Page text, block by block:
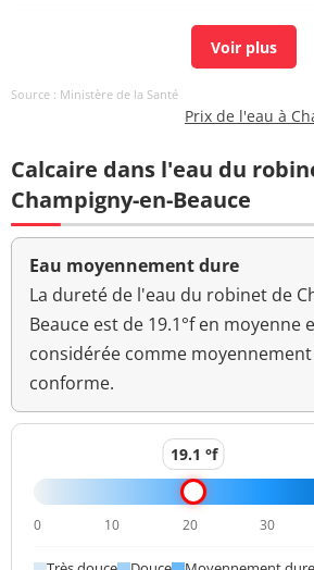
Couleur (qualitatif)
anormal
Bactéries coliformes
/100ml-MS
<1 n/(100mL)
Fer total <1 µg/L
Bact. aér. revivifiables
à 22°-68h
<1 n/mL
Bact. aér. revivifiables
à 36°-44h
<1 n/mL
Ammonium (en NH4) <0,010 mg/L
7,4 unité pH
Saveur (qualitatif)
changement
Source : Ministère de la Santé
Prix de l'eau à
Calcaire dans l'eau du
Champigny-en-Beauce
Eau moyennement dure
La dureté de l'eau du robinet de
Beauce est de 19.1°f en moyenne
considérée comme
conforme.
19.1 °f
0 10 20 30